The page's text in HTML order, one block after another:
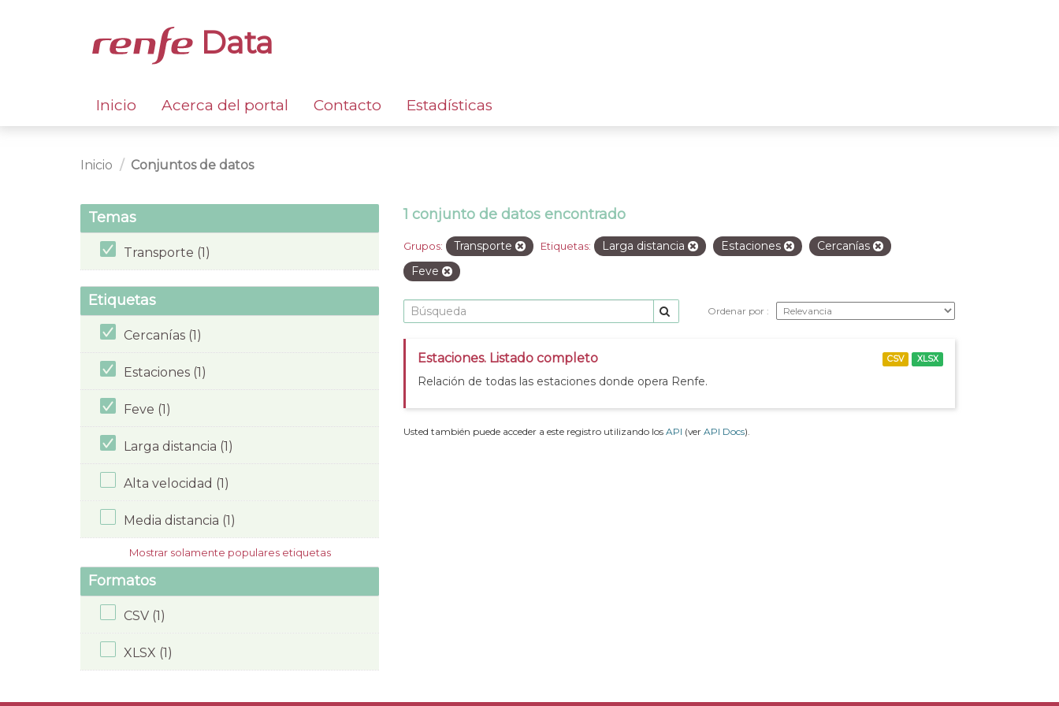
Data
Inicio Acerca del portal Contacto Estadísticas
Inicio Conjuntos de datos
Temas
Transporte (1)
Etiquetas
Cercanías (1)
Estaciones (1)
Feve (1)
Larga distancia (1)
Alta velocidad (1)
Media distancia (1)
Mostrar solamente populares etiquetas
Formatos
CSV (1)
XLSX (1)
1 conjunto de datos encontrado
Grupos: Transporte Etiquetas: Larga distancia Estaciones
Cercanías
Feve
Ordenar por
Estaciones. Listado completo
Relación de todas las estaciones donde opera Renfe.
CSV XLSX
Usted también puede acceder a este registro utilizando los API (ver API Docs).